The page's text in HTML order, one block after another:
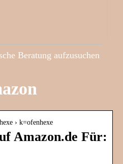
Beratung aufzusuchen
› k=ofenhexe
Amazon.de Für: